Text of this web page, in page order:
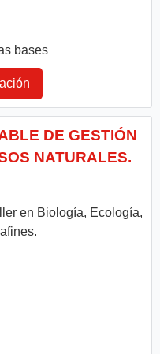
bases
DE GESTIÓN
NATURALES.
en Biología, Ecología,